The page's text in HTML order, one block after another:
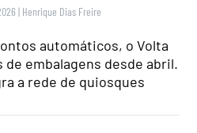
| Henrique Dias Freire
automáticos, o Volta
de embalagens desde abril.
a rede de quiosques